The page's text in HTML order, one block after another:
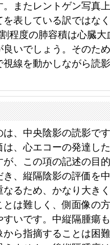
またレントゲン写真
表している訳ではな
程度の肺容積は心臓
いでしょう。そのた
線を動かしながら読
、中央陰影の読影で
、心エコーの発達し
、この項の記述の目
、縦隔陰影の評価を
るため、かなり大き
は難しく、側面像の
いです。中縦隔腫瘍
から指摘することは困